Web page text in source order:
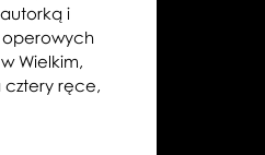
i
operowych
Wielkim,
cztery ręce,